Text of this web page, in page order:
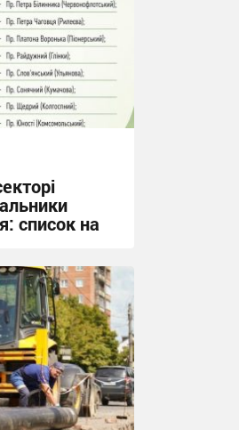
список на